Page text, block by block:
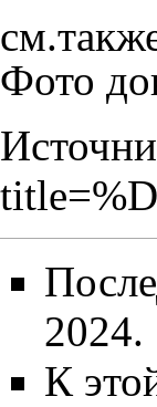
Фото
2024.
К